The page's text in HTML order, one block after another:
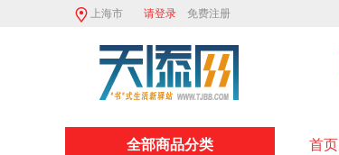
上海市 请登录 免费注册
全部商品分类 首页